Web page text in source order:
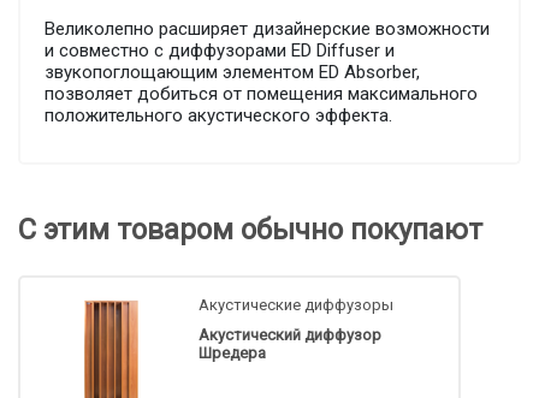
Великолепно расширяет дизайнерские возможности
и совместно с диффузорами ED Diffuser и
звукопоглощающим элементом ED Absorber,
позволяет добиться от помещения максимального
положительного акустического эффекта.
С этим товаром обычно покупают
Акустические диффузоры
Акустический диффузор
Шредера